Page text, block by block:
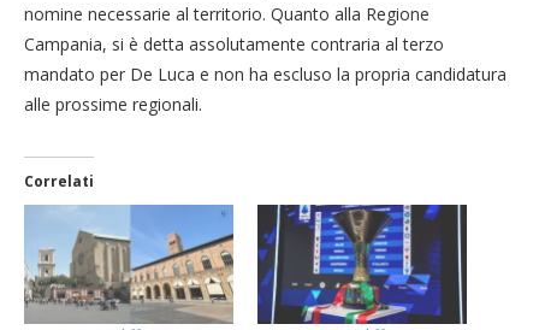
nomine necessarie al territorio. Quanto alla Regione
Campania, si è detta assolutamente contraria al terzo
mandato per De Luca e non ha escluso la propria candidatura
alle prossime regionali.
Correlati